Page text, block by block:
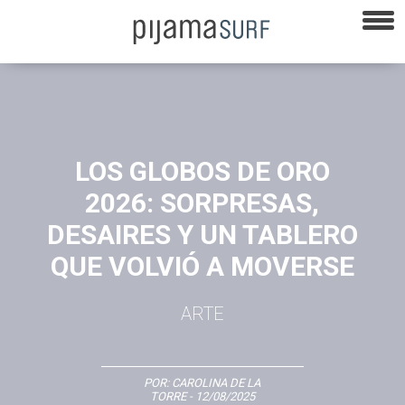
LOS GLOBOS DE ORO
2026: SORPRESAS,
DESAIRES Y UN TABLERO
QUE VOLVIÓ A MOVERSE
ARTE
POR: CAROLINA DE LA
TORRE- 12/08/2025